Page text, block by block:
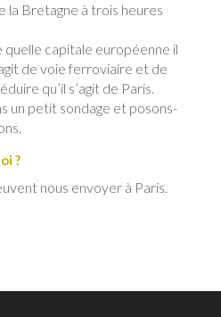
Bretagne à trois heures
quelle capitale européenne il
de voie ferroviaire et de
qu’il s’agit de Paris.
un petit sondage et posons-
?
nous envoyer à Paris.